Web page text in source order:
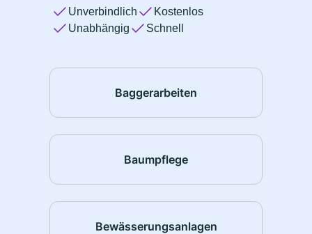
Unverbindlich
Kostenlos
Unabhängig
Schnell
Baggerarbeiten
Baumpflege
Bewässerungsanlagen